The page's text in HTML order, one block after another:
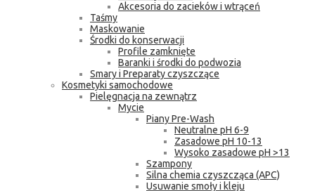
Akcesoria do zacieków i wtrąceń
Taśmy
Maskowanie
Środki do konserwacji
Profile zamknięte
Baranki i środki do podwozia
Smary i Preparaty czyszczące
Kosmetyki samochodowe
Pielęgnacja na zewnątrz
Mycie
Piany Pre-Wash
Neutralne pH 6-9
Zasadowe pH 10-13
Wysoko zasadowe pH >13
Szampony
Silna chemia czyszcząca (APC)
Usuwanie smoły i kleju